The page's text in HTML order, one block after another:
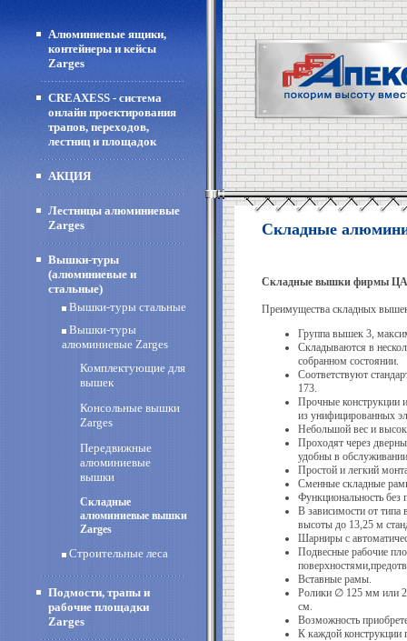
Алюминиевые ящики,
контейнеры и кейсы
Zarges
CREAXESS - система
онлайн проектирования
трапов, переходов,
лестниц и площадок
АКЦИЯ
Лестницы алюминиевые
Zarges
Вышки-туры
(алюминиевые и
стальные)
Вышки-туры стальные
Вышки-туры
алюминиевые Zarges
Комплектующие для
вышек
Консольные вышки
Zarges
Передвижные
алюминиевые
вышки
Складные
алюминиевые вышки
Zarges
Строительные леса
Подмости, трапы и
рабочие площадки
Zarges
Складные
Складные вышки фирмы
Преимущества складных
Группа вышек 3,
Складываются в
собранном состоянии.
Соответствуют
173.
Прочные конструкции
из унифицированных
Небольшой вес и
Проходят через
удобны в
Простой и легкий
Сменные складные
Функциональность без
В зависимости от
высоты до 13,25 м
Шарниры с
Подвесные рабочие
Вставные рамы.
Ролики ∅ 125 мм или
см.
Возможность
К каждой конструкции